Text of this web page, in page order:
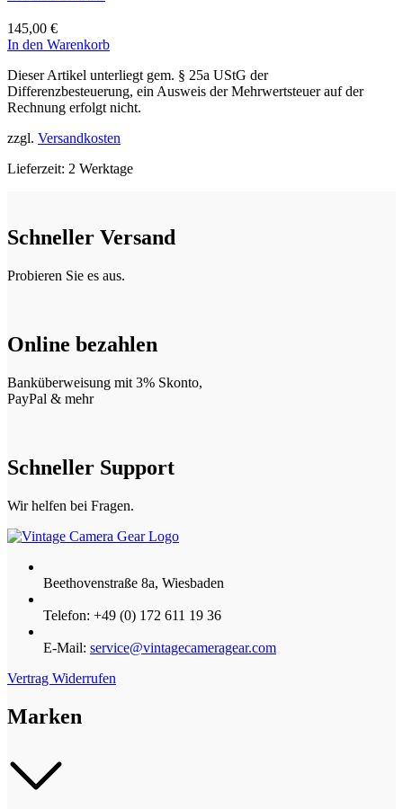
145,00 €
In den Warenkorb
Dieser Artikel unterliegt gem. § 25a UStG der
Differenzbesteuerung, ein Ausweis der Mehrwertsteuer auf der
Rechnung erfolgt nicht.
zzgl. Versandkosten
Lieferzeit: 2 Werktage
Schneller Versand
Probieren Sie es aus.
Online bezahlen
Banküberweisung mit 3% Skonto,
PayPal & mehr
Schneller Support
Wir helfen bei Fragen.
Beethovenstraße 8a, Wiesbaden
Telefon: +49 (0) 172 611 19 36
E-Mail: service@vintagecameragear.com
Vertrag Widerrufen
Marken